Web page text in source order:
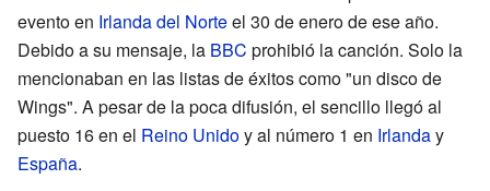
evento en Irlanda del Norteel 30 de enero de ese año.
Debido a su mensaje, la BBC prohibió la canción. Solo la
mencionaban en las listas de éxitos como "un disco de
Wings". A pesar de la poca difusión, el sencillo llegó al
puesto 16 en el Reino Unidoy al número 1 en Irlanday
España.